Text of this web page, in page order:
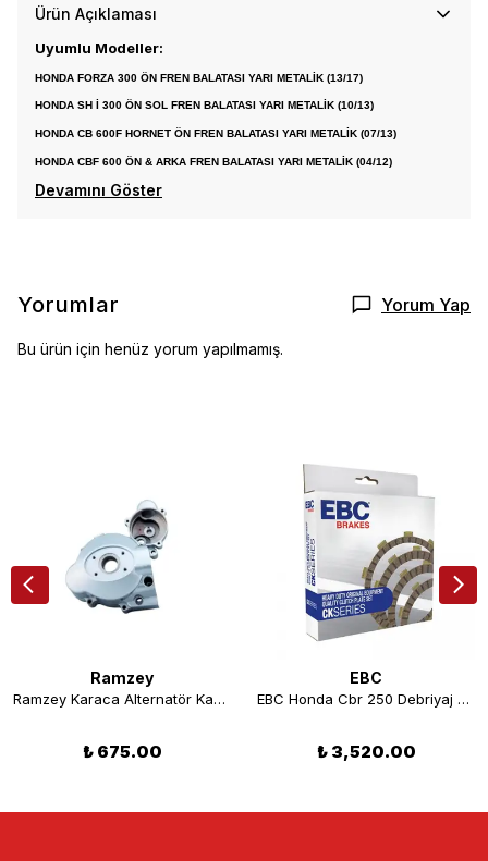
Ürün Açıklaması
Uyumlu Modeller:
HONDA FORZA 300 ÖN FREN BALATASI YARI METALİK (13/17)
HONDA SH İ 300 ÖN SOL FREN BALATASI YARI METALİK (10/13)
HONDA CB 600F HORNET ÖN FREN BALATASI YARI METALİK (07/13)
HONDA CBF 600 ÖN & ARKA FREN BALATASI YARI METALİK (04/12)
Devamını Göster
Yorumlar Yorum Yap
Bu ürün için henüz yorum yapılmamış.
Ramzey
Ramzey Karaca Alternatör Kapağı
₺ 675.00
EBC
EBC Honda Cbr 250 Debriyaj Balatası
₺ 3,520.00